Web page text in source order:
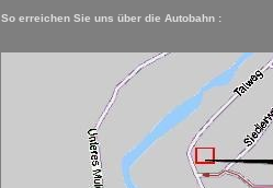
So erreichen Sie uns über die Autobahn :